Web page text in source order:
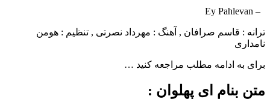
صرافان , آهنگ : مهرداد نصرتی , تنظیم : هومن
ادامه مطلب مراجعه کنید …
ای پهلوان :